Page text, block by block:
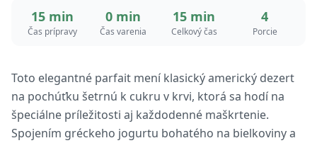
15 min
Čas prípravy
0 min
Čas varenia
15 min
Celkový čas
4
Porcie
Toto elegantné parfait mení klasický americký dezert
na pochúťku šetrnú k cukru v krvi, ktorá sa hodí na
špeciálne príležitosti aj každodenné maškrtenie.
Spojením gréckeho jogurtu bohatého na bielkoviny a